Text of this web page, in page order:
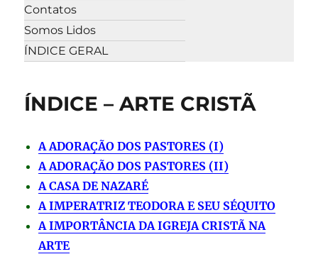
Contatos
Somos Lidos
ÍNDICE GERAL
ÍNDICE – ARTE CRISTÃ
A ADORAÇÃO DOS PASTORES (I)
A ADORAÇÃO DOS PASTORES (II)
A CASA DE NAZARÉ
A IMPERATRIZ TEODORA E SEU SÉQUITO
A IMPORTÂNCIA DA IGREJA CRISTÃ NA
ARTE